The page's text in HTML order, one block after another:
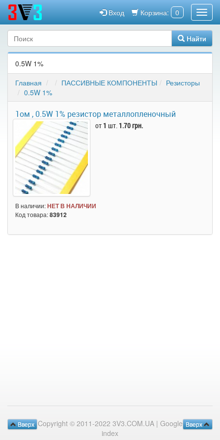
Корзина: 0
Вход
Найти
0.5W 1%
Главная
ПАССИВНЫЕ КОМПОНЕНТЫ
Резисторы
0.5W 1%
1ом , 0.5W 1% резистор металлопленочный
от 1 шт. 1.70 грн.
В наличии:НЕТ В НАЛИЧИИ
Код товара:83912
Вверх
Вверх Copyright © 2011-2022 3V3.COM.UA | Google
index